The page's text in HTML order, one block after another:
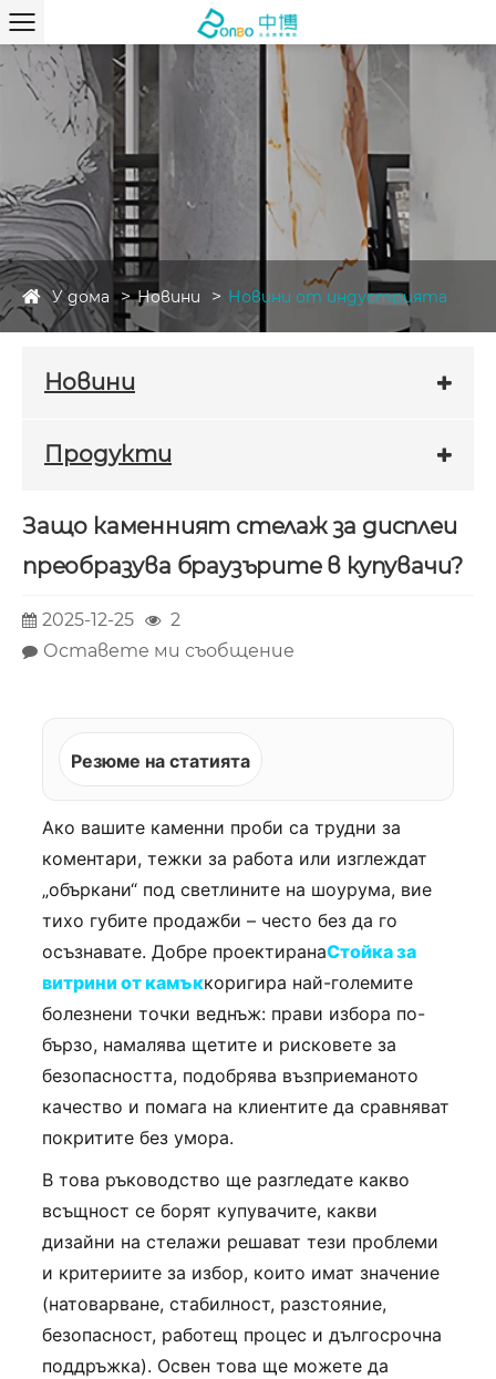
У дома Новини Новини от индустрията
Новини
Продукти
Защо каменният стелаж за дисплеи
преобразува браузърите в купувачи?
2025-12-25
2
Оставете ми съобщение
Резюме на статията
Ако вашите каменни проби са трудни за
коментари, тежки за работа или изглеждат
„объркани“ под светлините на шоурума, вие
тихо губите продажби – често без да го
осъзнавате. Добре проектиранаСтойка за
витрини от камъккоригира най-големите
болезнени точки веднъж: прави избора по-
бързо, намалява щетите и рисковете за
безопасността, подобрява възприеманото
качество и помага на клиентите да сравняват
покритите без умора.
В това ръководство ще разгледате какво
всъщност се борят купувачите, какви
дизайни на стелажи решават тези проблеми
и критериите за избор, които имат значение
(натоварване, стабилност, разстояние,
безопасност, работещ процес и дългосрочна
поддръжка). Освен това ще можете да